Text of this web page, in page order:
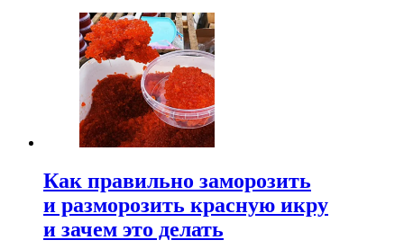
Как правильно заморозить
и разморозить красную икру
и зачем это делать